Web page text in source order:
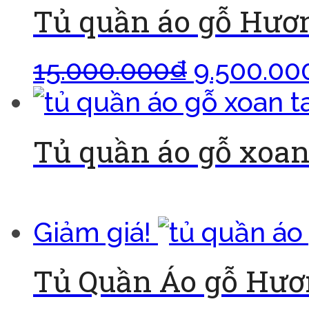
Tủ quần áo gỗ
15.000.000₫
Tủ quần áo gỗ
Giảm giá!
Tủ Quần Áo gỗ